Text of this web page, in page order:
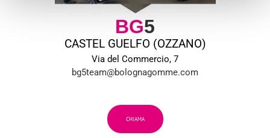
BG5
CASTEL GUELFO (OZZANO)
Via del Commercio, 7
bg5team@bolognagomme.com
CHIAMA